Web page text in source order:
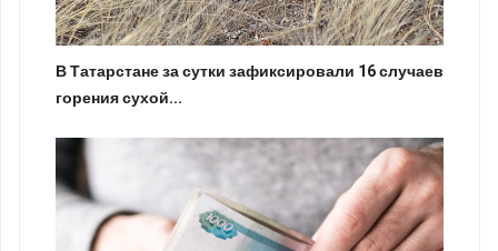
В Татарстане за сутки зафиксировали 16 случаев
горения сухой...